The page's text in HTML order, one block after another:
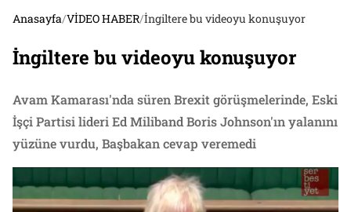
Anasayfa/VİDEO HABER/İngiltere bu videoyu konuşuyor
İngiltere bu videoyu konuşuyor
Avam Kamarası'nda süren Brexit görüşmelerinde, Eski
İşçi Partisi lideri Ed Miliband Boris Johnson'ın yalanını
yüzüne vurdu, Başbakan cevap veremedi